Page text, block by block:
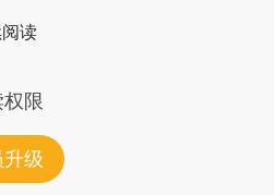
读
限
级